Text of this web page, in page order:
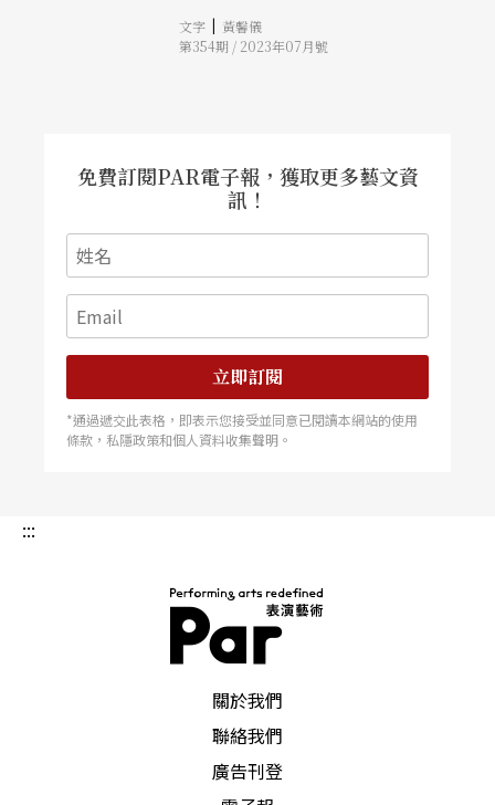
擬，動靜錯落有致的對話拋接，誘導群眾不斷變換
方位和視角，展開推理。議題的設置也隨之滿場地
問。以李志豪的身體作為線索，追索他戛然而止的
青春與毒品的勾連歷程，刨出一個被世界遺棄的視
為早期療癒或依附關係困難兒童與青少年，並多和
安置機構合作，以戲劇治療的遊戲切入，帶入象
玲、王少君對談，以不同的經驗視角回看傳統心理
治療框架，從而反思特殊處遇青少年所面臨的制度
問題，尋找以戲劇作為方法建構陪伴與關係上的行
文字 | 黃馨儀
第354期 / 2023年07月號
免費訂閱PAR電子報，獲取更多藝文資
訊！
立即訂閱
*通過遞交此表格，即表示您接受並同意已閱讀本網站的使用
條款，私隱政策和個人資料收集聲明。
:::
關於我們
聯絡我們
廣告刊登